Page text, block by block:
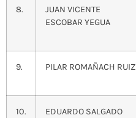
8.
JUAN VICENTE
ESCOBAR YEGUA
9. PILAR ROMAÑACH RUIZ
10.
EDUARDO SALGADO